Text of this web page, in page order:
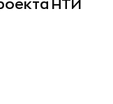
НТИ